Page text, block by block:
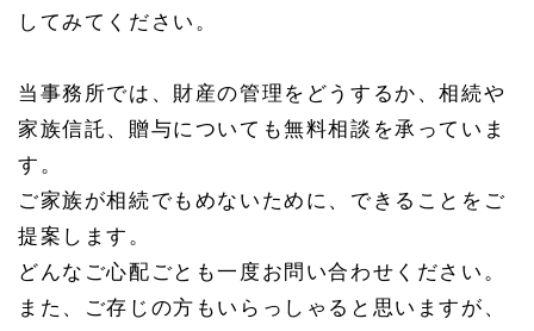
してみてください。
当事務所では、財産の管理をどうするか、相続や
家族信託、贈与についても無料相談を承っていま
す。
ご家族が相続でもめないために、できることをご
提案します。
どんなご心配ごとも一度お問い合わせください。
また、ご存じの方もいらっしゃると思いますが、